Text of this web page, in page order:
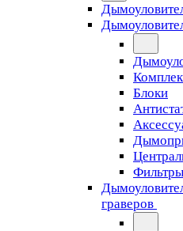
Блоки
Фильтры
граверов